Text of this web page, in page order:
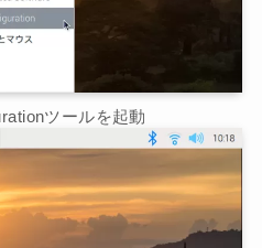
ツールを起動